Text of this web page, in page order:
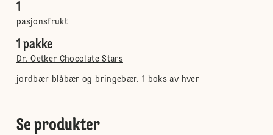
1
pasjonsfrukt
1 pakke
Dr. Oetker Chocolate Stars
jordbær blåbær og bringebær. 1 boks av hver
Se produkter